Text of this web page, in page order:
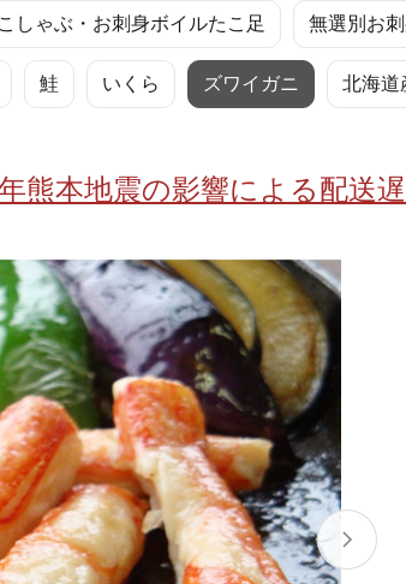
総菜
リンク 調味料
ギフト
ョン 定期購読雑誌
ビー 伝統工芸
連
しゃぶ・お刺身ボイルたこ足 無選別お
鮭 いくら ズワイガニ 北海道
熊本地震の影響による配送